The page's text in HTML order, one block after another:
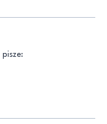
pisze: